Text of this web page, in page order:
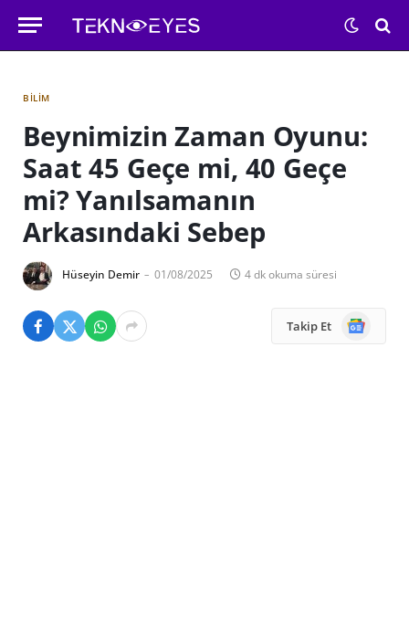
BILIM
Beynimizin Zaman Oyunu:
Saat 45 Geçe mi, 40 Geçe
mi? Yanılsamanın
Arkasındaki Sebep
Hüseyin Demir 01/08/2025 4 dk okuma süresi
Takip Et
Google
News